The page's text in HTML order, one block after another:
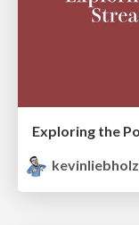
kevinliebholz